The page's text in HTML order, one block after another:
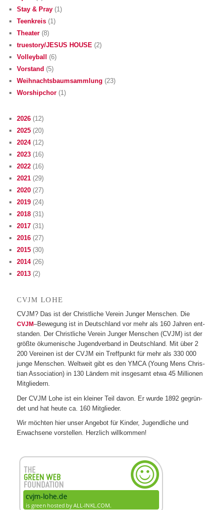
Stay & Pray (1)
Teenkreis (1)
Theater (8)
truestory/JESUS HOUSE (2)
Volleyball
(6)
Vorstand (5)
Weihnachtsbaumsammlung (23)
Worshipchor (1)
2026 (12)
2025 (20)
2024(12)
2023 (16)
2022 (16)
2021 (29)
2020 (27)
2019 (24)
2018 (31)
2017 (31)
2016 (27)
2015 (30)
2014(26)
2013 (2)
CVJM LOHE
CVJM? Das ist der Christ­li­che Ver­ein Jun­ger Men­schen. Die
CVJM–Bewe­gung ist in Deutsch­land vor mehr als 160 Jah­ren ent­
stan­den. Der Christ­li­che Ver­ein Jun­ger Men­schen (CVJM) ist der
größte öku­me­ni­sche Jugend­ver­band in Deutsch­land. Mit über 2
200 Ver­ei­nen ist der CVJM ein Treff­punkt für mehr als 330 000
junge Men­schen. Welt­weit gibt es den YMCA (Young Mens Chris­
tian Asso­cia­tion) in 130 Län­dern mit ins­ge­samt etwa 45 Mil­lio­nen
Mitgliedern.
Der CVJM Lohe ist ein klei­ner Teil davon. Er wurde 1892 gegrün­
det und hat heute ca. 160 Mitglieder.
Wir möch­ten hier unser Ange­bot für Kin­der, Jugend­li­che und
Erwach­sene vor­stel­len. Herz­lich willkommen!